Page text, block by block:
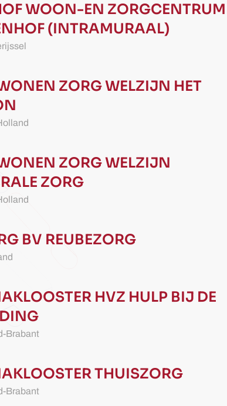
WOON-EN ZORGCENTRUM
(INTRAMURAAL)
ZORG WELZIJN HET
ZORG WELZIJN
ZORG
BV REUBEZORG
HVZ HULP BIJ DE
Brabant
THUISZORG
Brabant